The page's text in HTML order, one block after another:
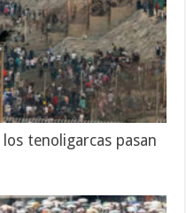
tenoligarcas pasan